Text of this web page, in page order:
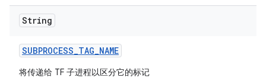
String
SUBPROCESS_TAG_NAME
将传递给 TF 子进程以区分它的标记